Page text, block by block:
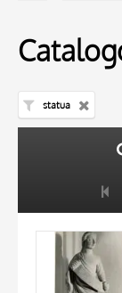
statua